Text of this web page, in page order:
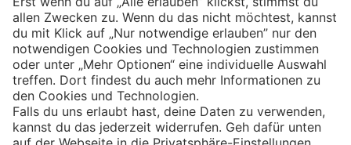
Eishockey
Impressum